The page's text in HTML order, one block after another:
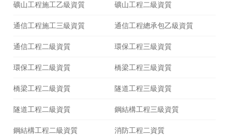
礦山工程施工乙級資質 礦山工程二級資質
通信工程施工三級資質 通信工程總承包乙級資質
通信工程二級資質 環保工程三級資質
環保工程二級資質 橋梁工程三級資質
橋梁工程二級資質 隧道工程三級資質
隧道工程二級資質 鋼結構工程三級資質
鋼結構工程二級資質 消防工程二資質